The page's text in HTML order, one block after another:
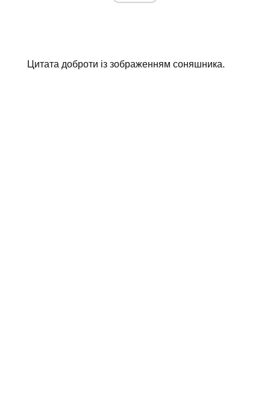
Цитата доброти із зображенням соняшника.